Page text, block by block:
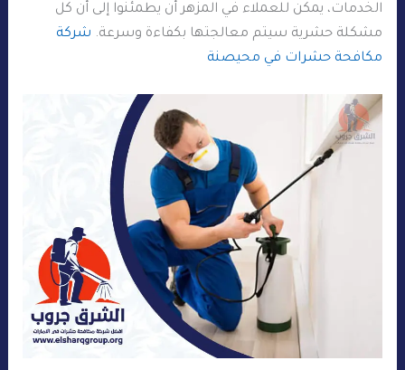
الخدمات، يمكن للعملاء في المزهر أن يطمئنوا إلى أن كل
مشكلة حشرية سيتم معالجتها بكفاءة وسرعة. شركة
مكافحة حشرات في محيصنة